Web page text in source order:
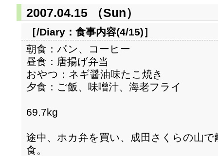
2007.04.15 （Sun）
［/Diary： 食事内容(4/15)］
朝食：パン、コーヒー
昼食：唐揚げ弁当
おやつ：ネギ醤油味たこ焼き
夕食：ご飯、味噌汁、海老フライ
69.7kg
途中、ホカ弁を買い、成田さくらの山
食。